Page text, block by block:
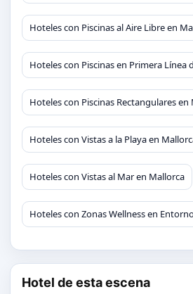
Hoteles con Piscinas al Aire Libre en
Hoteles con Piscinas en Primera Línea
Hoteles con Piscinas Rectangulares en
Hoteles con Vistas a la Playa en
Hoteles con Vistas al Mar en Mallorca
Hoteles con Zonas Wellness en
Hotel de esta escena